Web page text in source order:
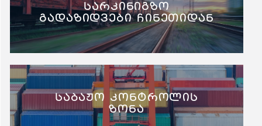
სარკინიგზო
გადაზიდვები ჩინეთიდან
საბაჟო კონტროლის
ზონა